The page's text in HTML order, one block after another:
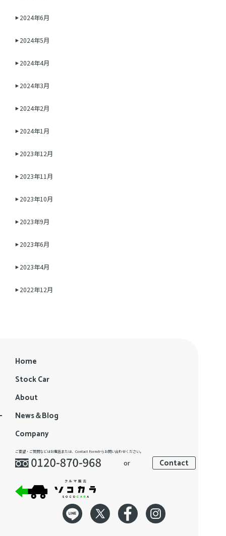
2024年6月
2024年5月
2024年4月
2024年3月
2024年2月
2024年1月
2023年12月
2023年11月
2023年10月
2023年9月
2023年6月
2023年4月
2022年12月
Home
Stock Car
About
News＆Blog
Company
ご要望・ご質問などはお電話または、Contact Formからお問い合わせください。
or Contact